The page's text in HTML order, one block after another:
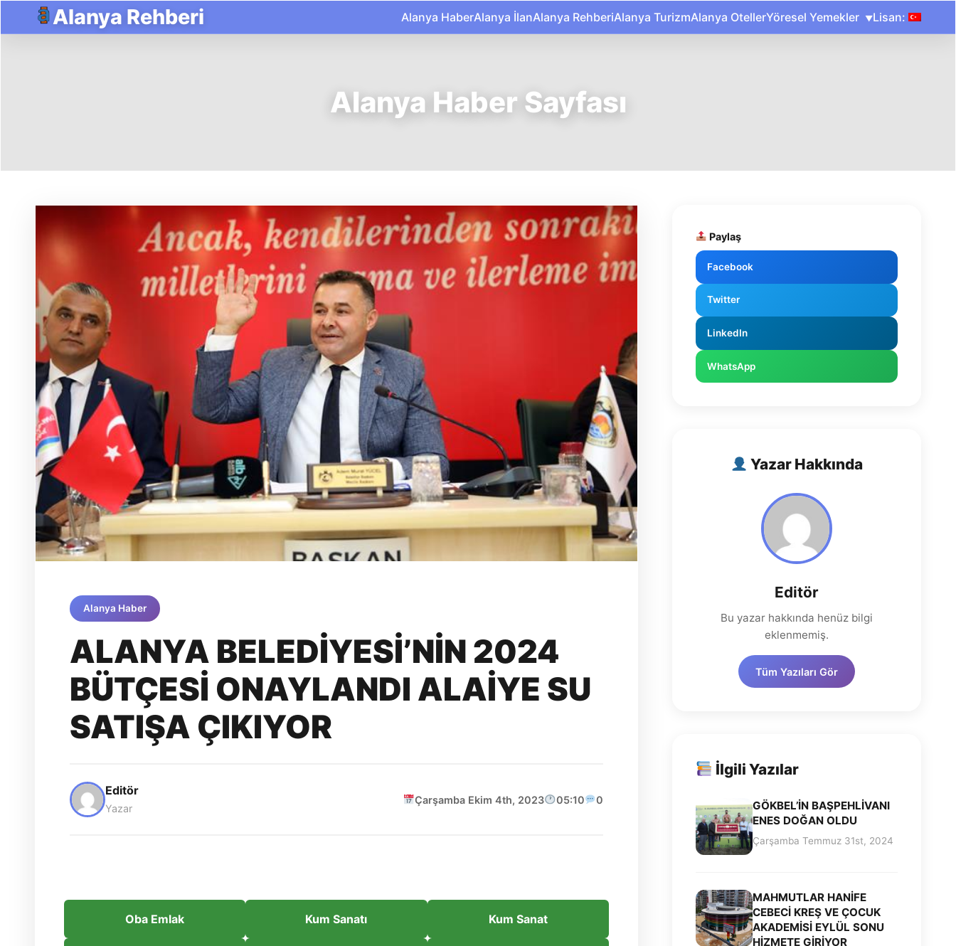
Alanya Rehberi Alanya HaberAlanya İlanAlanya RehberiAlanya TurizmAlanya OtellerYöresel Yemekler Lisan:
Alanya Haber Sayfası
Alanya Haber
ALANYA BELEDİYESİ’NİN 2024
BÜTÇESİ ONAYLANDI ALAİYE SU
SATIŞA ÇIKIYOR
Editör
Yazar
Çarşamba Ekim 4th, 2023 05:10 0
Oba Emlak Kum Sanatı Kum Sanat
Paylaş
Facebook
Twitter
LinkedIn
WhatsApp
Yazar Hakkında
Editör
Bu yazar hakkında henüz bilgi
eklenmemiş.
Tüm Yazıları Gör
İlgili Yazılar
GÖKBEL’İN BAŞPEHLİVANI
ENES DOĞAN OLDU
Çarşamba Temmuz 31st, 2024
MAHMUTLAR HANİFE
CEBECİ KREŞ VE ÇOCUK
AKADEMİSİ EYLÜL SONU
HİZMETE GİRİYOR